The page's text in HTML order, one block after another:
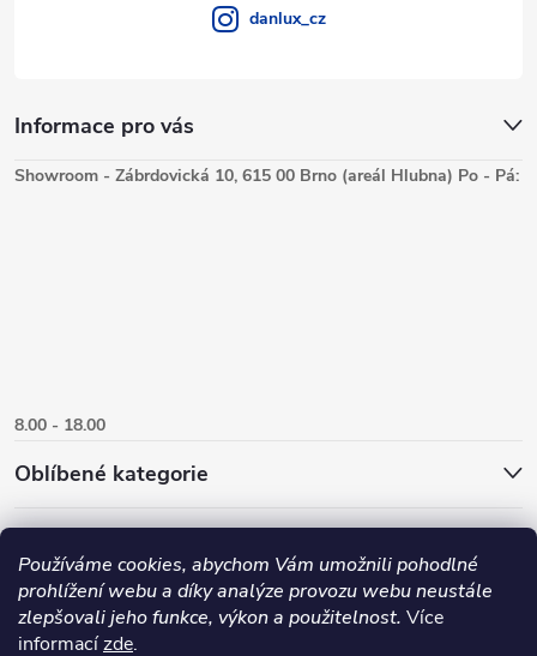
Používáme cookies, abychom Vám umožnili pohodlné
prohlížení webu a díky analýze provozu webu neustále
zlepšovali jeho funkce, výkon a použitelnost. Více
informacízde.
Informace pro vás
danlux_cz
Showroom - Zábrdovická 10, 615 00 Brno (areál Hlubna) Po - Pá:
8.00 - 18.00
Oblíbené kategorie